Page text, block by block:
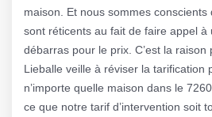
maison. Et nous sommes
sont réticents au fait de faire appel à
débarras pour le prix. C’est la raison
Lieballe veille à réviser la tarification
n’importe quelle maison dans le
ce que notre tarif d’intervention soit